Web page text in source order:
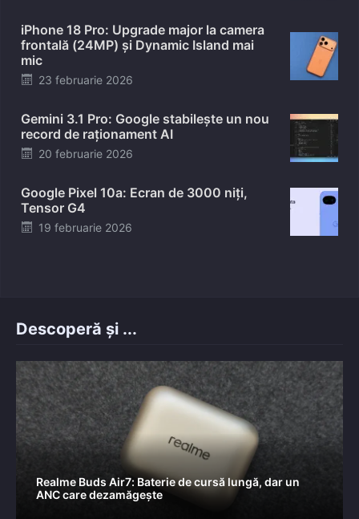
iPhone 18 Pro: Upgrade major la camera
frontală (24MP) și Dynamic Island mai
mic
Posted
23 februarie 2026
Gemini 3.1 Pro: Google stabilește un nou
record de raționament AI
Posted
20 februarie 2026
Google Pixel 10a: Ecran de 3000 niți,
Tensor G4
Posted
19 februarie 2026
Descoperă și ...
Realme Buds Air7: Baterie de cursă lungă, dar un
ANC care dezamăgește